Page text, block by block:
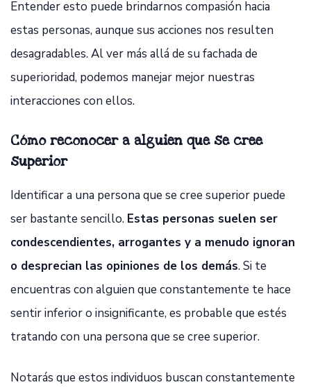
Entender esto puede brindarnos compasión hacia
estas personas, aunque sus acciones nos resulten
desagradables. Al ver más allá de su fachada de
superioridad, podemos manejar mejor nuestras
interacciones con ellos.
Cómo reconocer a alguien que se cree
superior
Identificar a una persona que se cree superior puede
ser bastante sencillo. Estas personas suelen ser
condescendientes, arrogantes y a menudo ignoran
o desprecian las opiniones de los demás. Si te
encuentras con alguien que constantemente te hace
sentir inferior o insignificante, es probable que estés
tratando con una persona que se cree superior.
Notarás que estos individuos buscan constantemente